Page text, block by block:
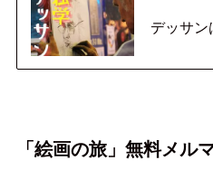
デッサン
「絵画の旅」無料メル